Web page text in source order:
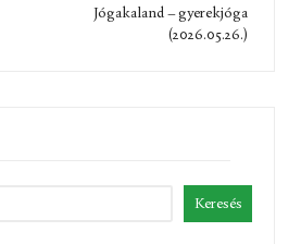
Jógakaland – gyerekjóga
(2026.05.26.)
Keresés